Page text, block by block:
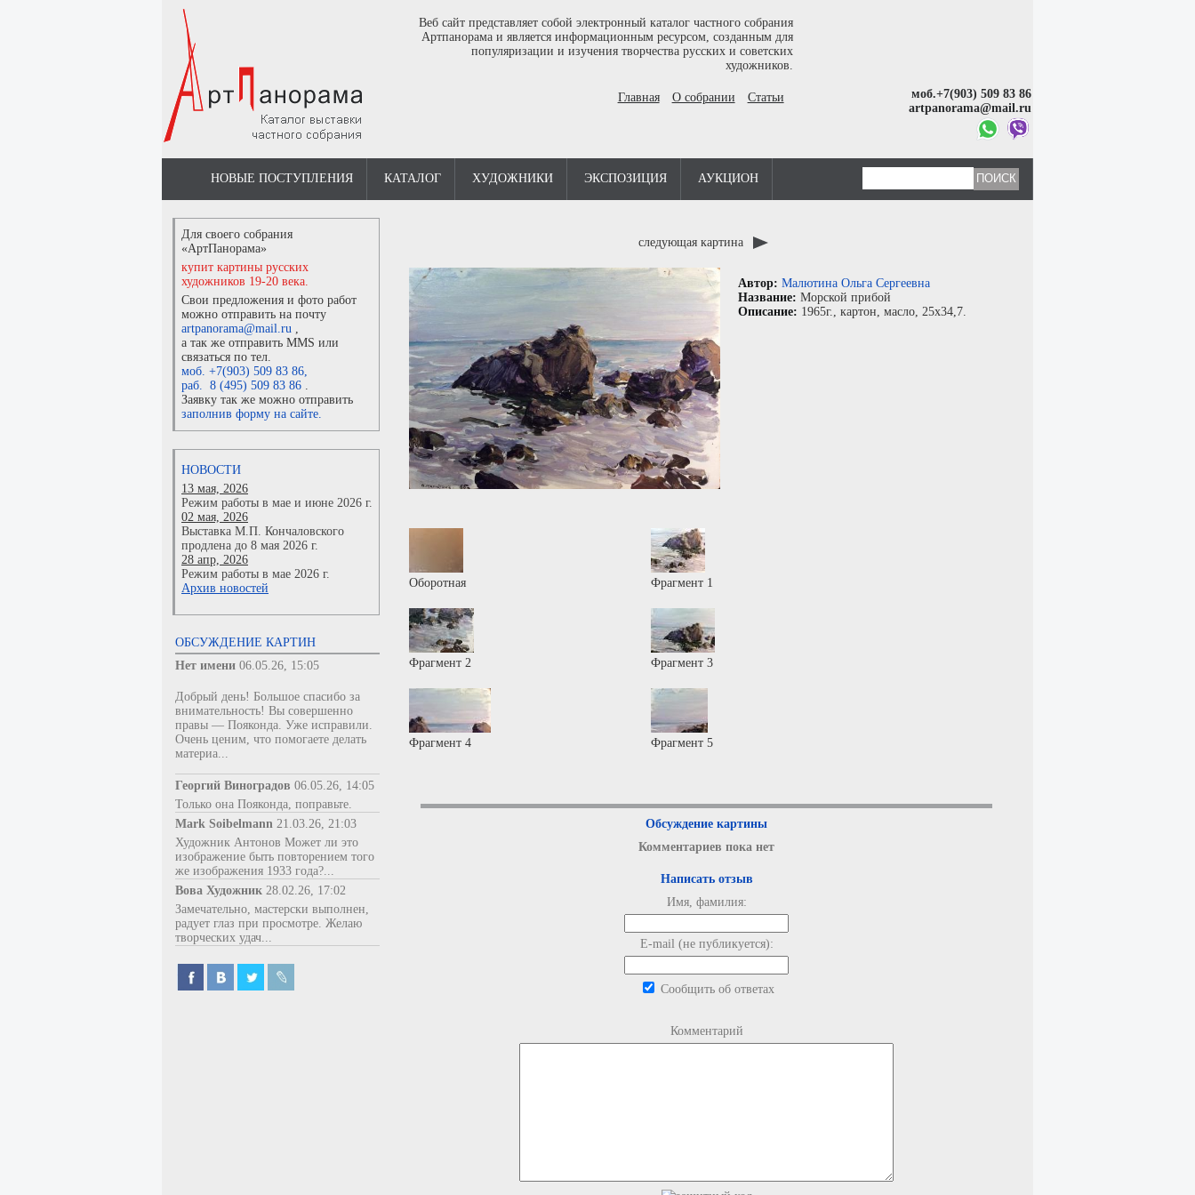
Веб сайт представляет собой электронный каталог частного собрания
Артпанорама и является информационным ресурсом, созданным для
популяризации и изучения творчества русских и советских
художников.
Главная О собрании Статьи
моб.+7(903) 509 83 86
artpanorama@mail.ru
НОВЫЕ ПОСТУПЛЕНИЯ КАТАЛОГ ХУДОЖНИКИ ЭКСПОЗИЦИЯ АУКЦИОН
Для своего собрания
«АртПанорама»
купит картины русских
художников 19-20 века.
Свои предложения и фото работ
можно отправить на почту
artpanorama@mail.ru ,
а так же отправить MMS или
связаться по тел.
моб. +7(903) 509 83 86,
раб. 8 (495) 509 83 86 .
Заявку так же можно отправить
заполнив форму на сайте.
НОВОСТИ
13 мая, 2026
Режим работы в мае и июне 2026 г.
02 мая, 2026
Выставка М.П. Кончаловского
продлена до 8 мая 2026 г.
28 апр, 2026
Режим работы в мае 2026 г.
Архив новостей
ОБСУЖДЕНИЕ КАРТИН
Нет имени 06.05.26, 15:05
Добрый день! Большое спасибо за
внимательность! Вы совершенно
правы — Пояконда. Уже исправили.
Очень ценим, что помогаете делать
материа...
Георгий Виноградов 06.05.26, 14:05
Только она Пояконда, поправьте.
Mark Soibelmann 21.03.26, 21:03
Художник Антонов Может ли это
изображение быть повторением того
же изображения 1933 года?...
Вова Художник 28.02.26, 17:02
Замечательно, мастерски выполнен,
радует глаз при просмотре. Желаю
творческих удач...
следующая картина
Автор: Малютина Ольга Сергеевна
Название: Морской прибой
Описание: 1965г., картон, масло, 25x34,7.
Оборотная Фрагмент 1
Фрагмент 2 Фрагмент 3
Фрагмент 4 Фрагмент 5
Обсуждение картины
Комментариев пока нет
Написать отзыв
Имя, фамилия:
E-mail (не публикуется):
Сообщить об ответах
Комментарий